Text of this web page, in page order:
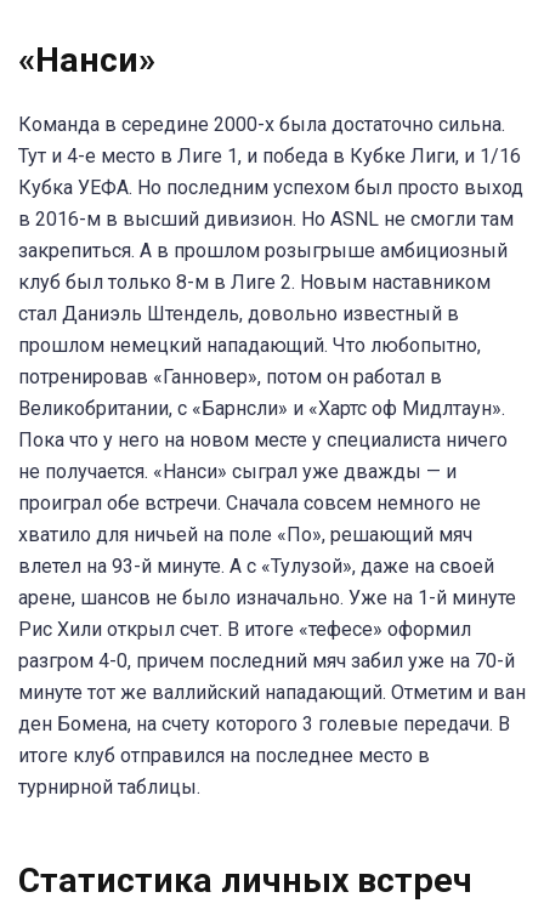
«Нанси»
Команда в середине 2000-х была достаточно сильна.
Тут и 4-е место в Лиге 1, и победа в Кубке Лиги, и 1/16
Кубка УЕФА. Но последним успехом был просто выход
в 2016-м в высший дивизион. Но ASNL не смогли там
закрепиться. А в прошлом розыгрыше амбициозный
клуб был только 8-м в Лиге 2. Новым наставником
стал Даниэль Штендель, довольно известный в
прошлом немецкий нападающий. Что любопытно,
потренировав «Ганновер», потом он работал в
Великобритании, с «Барнсли» и «Хартс оф Мидлтаун».
Пока что у него на новом месте у специалиста ничего
не получается. «Нанси» сыграл уже дважды — и
проиграл обе встречи. Сначала совсем немного не
хватило для ничьей на поле «По», решающий мяч
влетел на 93-й минуте. А с «Тулузой», даже на своей
арене, шансов не было изначально. Уже на 1-й минуте
Рис Хили открыл счет. В итоге «тефесе» оформил
разгром 4-0, причем последний мяч забил уже на 70-й
минуте тот же валлийский нападающий. Отметим и ван
ден Бомена, на счету которого 3 голевые передачи. В
итоге клуб отправился на последнее место в
турнирной таблицы.
Статистика личных встреч